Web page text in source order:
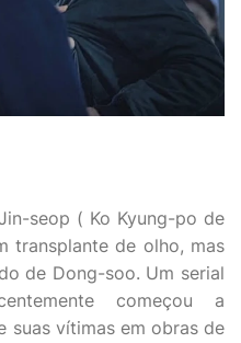
seop ( Ko Kyung-po de
transplante de olho, mas
de Dong-soo. Um serial
começou a
suas vítimas em obras de